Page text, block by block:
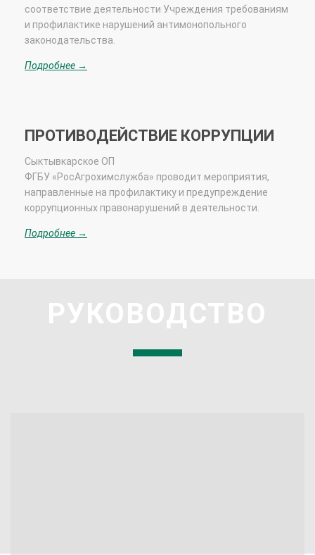
соответствие деятельности Учреждения требованиям
и профилактике нарушений антимонопольного
законодательства.
Подробнее →
ПРОТИВОДЕЙСТВИЕ КОРРУПЦИИ
Сыктывкарское ОП
ФГБУ «РосАгрохимслужба» проводит мероприятия,
направленные на профилактику и предупреждение
коррупционных правонарушений в деятельности.
Подробнее →
РУКОВОДСТВО